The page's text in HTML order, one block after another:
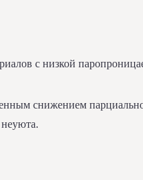
с низкой
снижением